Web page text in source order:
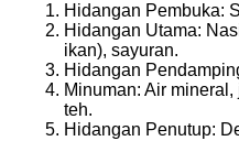
Hidangan Pembuka:
Hidangan Utama:
ikan), sayuran.
Hidangan
Minuman: Air
teh.
Hidangan Penutup: